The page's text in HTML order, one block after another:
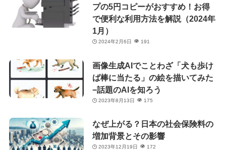
プの5円コピーがおすすめ！お得
で便利な利用方法を解説（2024年
1月）
2024年2月6日 191
画像生成AIでことわざ「犬も歩け
ば棒に当たる」の絵を描いてみた
−話題のAIを知ろう
2023年8月13日 175
なぜ上がる？日本の社会保険料の
増加背景とその影響
2023年12月19日 172